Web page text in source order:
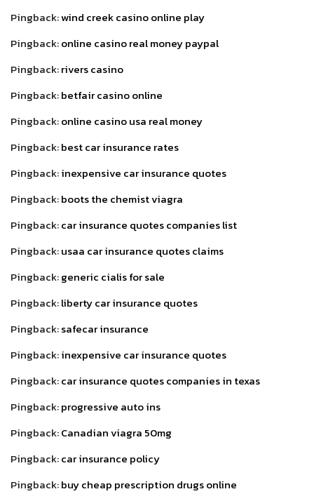
Pingback:wind creek casino online play
Pingback:online casino real money paypal
Pingback:rivers casino
Pingback:betfair casino online
Pingback:online casino usa real money
Pingback:best car insurance rates
Pingback:inexpensive car insurance quotes
Pingback:boots the chemist viagra
Pingback:car insurance quotes companies list
Pingback:usaa car insurance quotes claims
Pingback:generic cialis for sale
Pingback:liberty car insurance quotes
Pingback:safecar insurance
Pingback:inexpensive car insurance quotes
Pingback:car insurance quotes companies in texas
Pingback:progressive auto ins
Pingback:Canadian viagra 50mg
Pingback:car insurance policy
Pingback:buy cheap prescription drugs online